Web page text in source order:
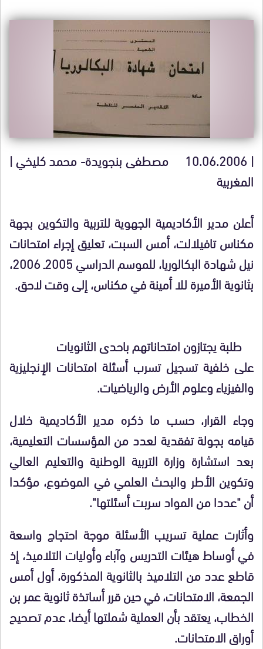
| 10.06.2006 مصطفى بنجويدة- محمد كليخي |
المغربية
أعلن مدير الأكاديمية الجهوية للتربية والتكوين بجهة
مكناس تافيلالت، أمس السبت، تعليق إجراء امتحانات
نيل شهادة البكالوريا، للموسم الدراسي 2005ـ 2006،
بثانوية الأميرة للا أمينة في مكناس، إلى وقت لاحق.
طلبة يجتازون امتحاناتهم باحدى الثانويات
على خلفية تسجيل تسرب أسئلة امتحانات الإنجليزية
والفيزياء وعلوم الأرض والرياضيات.
وجاء القرار، حسب ما ذكره مدير الأكاديمية خلال
قيامه بجولة تفقدية لعدد من المؤسسات التعليمية،
بعد استشارة وزارة التربية الوطنية والتعليم العالي
وتكوين الأطر والبحث العلمي في الموضوع، مؤكدا
أن "عددا من المواد سربت أسئلتها".
وأثارت عملية تسريب الأسئلة موجة احتجاج واسعة
في أوساط هيئات التدريس وآباء وأوليات التلاميذ، إذ
قاطع عدد من التلاميذ بالثانوية المذكورة، أول أمس
الجمعة، الامتحانات، في حين قرر أساتذة ثانوية عمر بن
الخطاب، يعتقد بأن العملية شملتها أيضا، عدم تصحيح
أوراق الامتحانات.